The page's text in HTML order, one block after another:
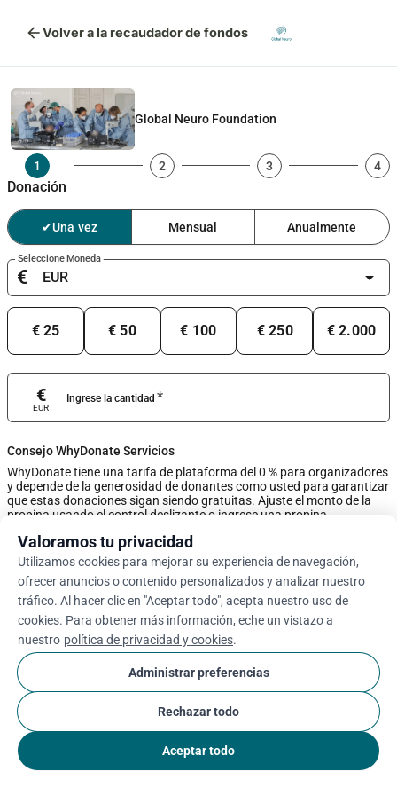
arrow_backVolver a la recaudador de fondos
Global Neuro Foundation
1
Donación
2 3 4
✔Una vez Mensual Anualmente
Seleccione Moneda
€ arrow_drop_down
€ 25 € 50 € 100 € 250 € 2.000
Ingrese la cantidad *
€
EUR
Consejo WhyDonate Servicios
WhyDonate tiene una tarifa de plataforma del 0 % para organizadores
y depende de la generosidad de donantes como usted para garantizar
que estas donaciones sigan siendo gratuitas. Ajuste el monto de la
propina usando el control deslizante o ingrese una propina
Ingrese Una Sugerencia Personalizada
Siguiente
Esarrow_drop_down cookie
Valoramos tu privacidad
Utilizamos cookies para mejorar su experiencia de navegación,
ofrecer anuncios o contenido personalizados y analizar nuestro
tráfico. Al hacer clic en "Aceptar todo", acepta nuestro uso de
cookies. Para obtener más información, eche un vistazo a
nuestro política de privacidad y cookies.
Administrar preferencias
Rechazar todo
Aceptar todo